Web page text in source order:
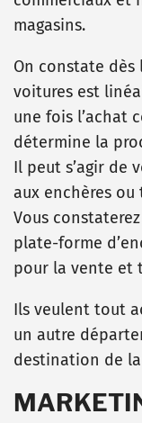
magasins.
On constate dès
voitures est
une fois l’achat
détermine la
Il peut s’agir de
aux enchères ou
Vous
plate-forme
pour la vente et
Ils veulent tout
un autre
destination de